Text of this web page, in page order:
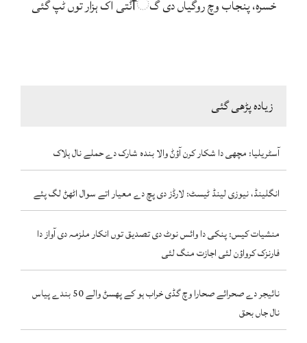
خسرہ، پنجاب وچ روگیاں دی گਿݨتی اک ہزار توں ٹپ گئی
زیادہ پڑھی گئی
آسٹریلیا: مچھی دا شکار کرن آؤݨ والا بندہ شارک دے حملے نال ہلاک
انگلینڈ، نیوزی لینڈ ٹیسٹ: لارڈز دی پچ دے معیار اتے سوال اٹھݨ لگ پئے
منشیات کیس: پنکی دا وائس نوٹ دی تصدیق توں انکار ملزمہ دی آواز دا
فارنزک کرواؤن لئی اجازت منگ لئی
نائیجر دے صحرائے صحارا وچ گڈی خراب ہو کے پھسݨ والے 50 بندے پیاس
نال جاں بحق